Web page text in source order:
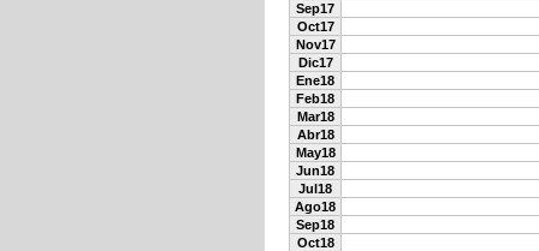
Sep17
Oct17
Nov17
Dic17
Ene18
Feb18
Mar18
Abr18
May18
Jun18
Jul18
Ago18
Sep18
Oct18